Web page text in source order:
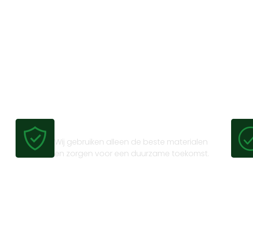
Wij gebruiken alleen de beste materialen
en zorgen voor een duurzame toekomst.